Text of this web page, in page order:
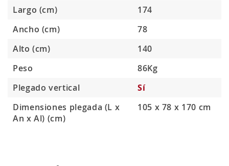
Largo (cm)
174
Ancho (cm)
78
Alto (cm)
140
Peso
86Kg
Plegado vertical
Sí
Dimensiones plegada (L x
An x Al) (cm)
105 x 78 x 170 cm